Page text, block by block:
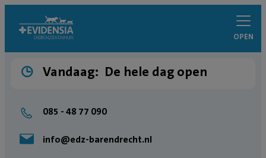
OPEN
Vandaag: De hele dag open
085 - 48 77 090
info@edz-barendrecht.nl